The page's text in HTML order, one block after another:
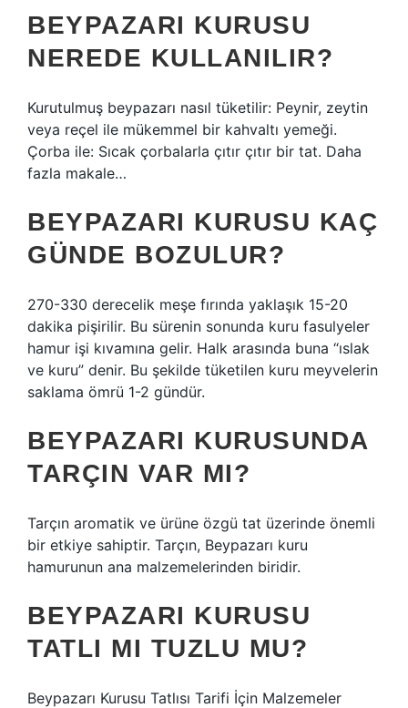
BEYPAZARI KURUSU
NEREDE KULLANILIR?
Kurutulmuş beypazarı nasıl tüketilir: Peynir, zeytin
veya reçel ile mükemmel bir kahvaltı yemeği.
Çorba ile: Sıcak çorbalarla çıtır çıtır bir tat. Daha
fazla makale…
BEYPAZARI KURUSU KAÇ
GÜNDE BOZULUR?
270-330 derecelik meşe fırında yaklaşık 15-20
dakika pişirilir. Bu sürenin sonunda kuru fasulyeler
hamur işi kıvamına gelir. Halk arasında buna “ıslak
ve kuru” denir. Bu şekilde tüketilen kuru meyvelerin
saklama ömrü 1-2 gündür.
BEYPAZARI KURUSUNDA
TARÇIN VAR MI?
Tarçın aromatik ve ürüne özgü tat üzerinde önemli
bir etkiye sahiptir. Tarçın, Beypazarı kuru
hamurunun ana malzemelerinden biridir.
BEYPAZARI KURUSU
TATLI MI TUZLU MU?
Beypazarı Kurusu Tatlısı Tarifi İçin Malzemeler